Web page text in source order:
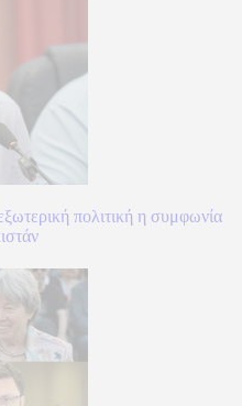
πολιτική η συμφωνία